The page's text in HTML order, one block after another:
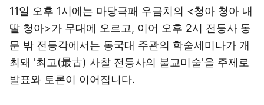
11일 오후 1시에는 마당극패 우금치의 <청아 청아 내
딸 청아>가 무대에 오르고, 이어 오후 2시 전등사 동
문 밖 전등각에서는 동국대 주관의 학술세미나가 개
최돼 '최고(最古) 사찰 전등사의 불교미술'을 주제로
발표와 토론이 이어집니다.